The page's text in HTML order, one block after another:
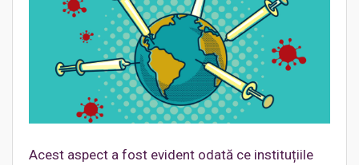
Acest aspect a fost evident odată ce instituțiile